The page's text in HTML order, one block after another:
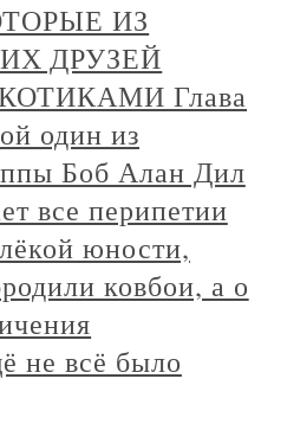
ИЗ
ДРУЗЕЙ
Глава
один из
Боб Алан Дил
все перипетии
юности,
ковбои, а о
не всё было